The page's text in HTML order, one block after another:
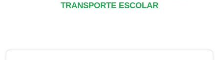
TRANSPORTE ESCOLAR